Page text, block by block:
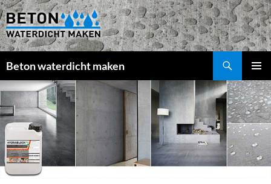
Beton waterdicht maken
MENU
NAAR
INHOUD